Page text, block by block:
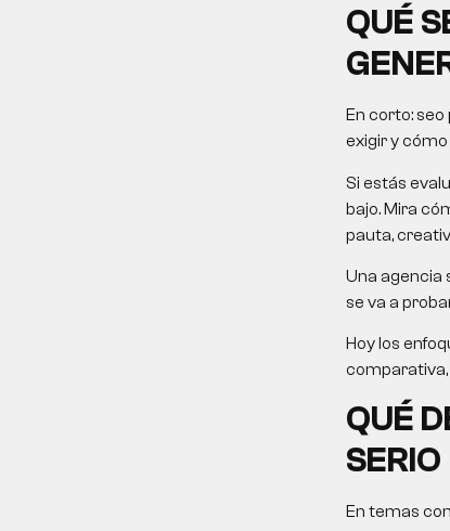
QUÉ
En corto: seo
exigir y
Si estás
bajo. Mira
pauta,
Una agencia
se va a
Hoy los
comparativa,
QUÉ
SERIO
En temas